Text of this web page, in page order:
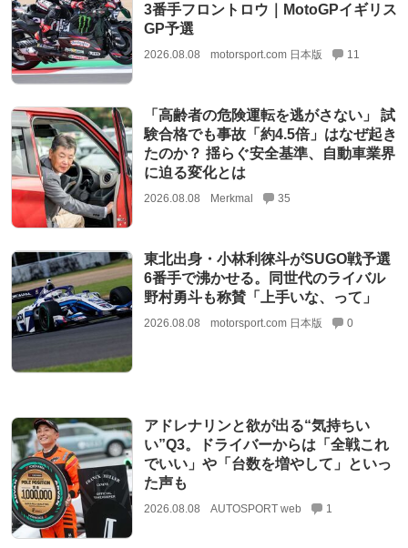
3番手フロントロウ｜MotoGPイギリス
GP予選
2026.08.08 motorsport.com 日本版 11
「高齢者の危険運転を逃がさない」 試
験合格でも事故「約4.5倍」はなぜ起き
たのか？ 揺らぐ安全基準、自動車業界
に迫る変化とは
2026.08.08 Merkmal 35
東北出身・小林利徠斗がSUGO戦予選
6番手で沸かせる。同世代のライバル
野村勇斗も称賛「上手いな、って」
2026.08.08 motorsport.com 日本版 0
アドレナリンと欲が出る“気持ちい
い”Q3。ドライバーからは「全戦これ
でいい」や「台数を増やして」といっ
た声も
2026.08.08 AUTOSPORT web 1